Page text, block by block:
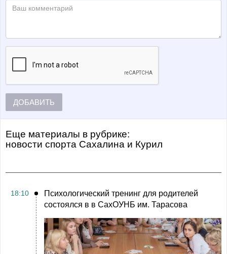
ДОБАВИТЬ
Еще материалы в рубрике:
Новости спорта Сахалина и Курил
18:10
Психологический тренинг для родителей
состоялся в в СахОУНБ им. Тарасова